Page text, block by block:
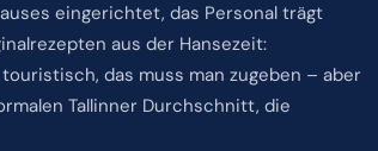
eingerichtet, das Personal trägt
aus der Hansezeit:
das muss man zugeben – aber
Tallinner Durchschnitt, die